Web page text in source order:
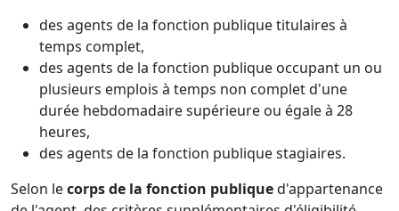
des agents de la fonction publique titulaires à
temps complet,
des agents de la fonction publique occupant un ou
plusieurs emplois à temps non complet d'une
durée hebdomadaire supérieure ou égale à 28
heures,
des agents de la fonction publique stagiaires.
Selon lecorps de la fonction publiqued'appartenance